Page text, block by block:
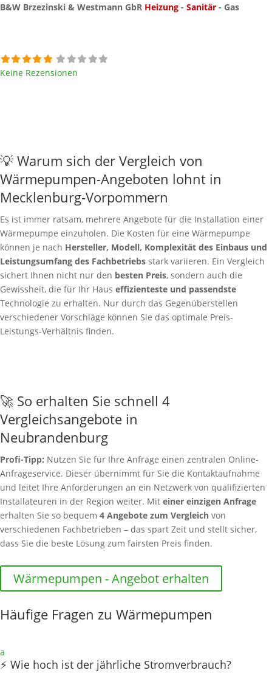
B&W Brzezinski & Westmann GbR Heizung - Sanitär - Gas
Keine Rezensionen
💡 Warum sich der Vergleich von
Wärmepumpen-Angeboten lohnt in
Mecklenburg-Vorpommern
Es ist immer ratsam, mehrere Angebote für die Installation einer
Wärmepumpe einzuholen. Die Kosten für eine Wärmepumpe
können je nach Hersteller, Modell, Komplexität des Einbaus und
Leistungsumfang des Fachbetriebs stark variieren. Ein Vergleich
sichert Ihnen nicht nur den besten Preis, sondern auch die
Gewissheit, die für Ihr Haus effizienteste und passendste
Technologie zu erhalten. Nur durch das Gegenüberstellen
verschiedener Vorschläge können Sie das optimale Preis-
Leistungs-Verhältnis finden.
🚀 So erhalten Sie schnell 4
Vergleichsangebote in
Neubrandenburg
Profi-Tipp: Nutzen Sie für Ihre Anfrage einen zentralen Online-
Anfrageservice. Dieser übernimmt für Sie die Kontaktaufnahme
und leitet Ihre Anforderungen an ein Netzwerk von qualifizierten
Installateuren in der Region weiter. Mit einer einzigen Anfrage
erhalten Sie so bequem 4 Angebote zum Vergleich von
verschiedenen Fachbetrieben – das spart Zeit und stellt sicher,
dass Sie die beste Lösung zum fairsten Preis finden.
Wärmepumpen - Angebot erhalten
Häufige Fragen zu Wärmepumpen
a
⚡ Wie hoch ist der jährliche Stromverbrauch?